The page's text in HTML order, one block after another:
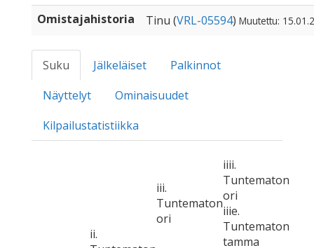
Omistajahistoria
Tinu (VRL-05594) Muutettu:
Suku Jälkeläiset
Palkinnot
Näyttelyt
Ominaisuudet
Kilpailustatistiikka
ii.
iii.
Tuntematon
ori
iiii.
Tuntematon
ori
iiie.
Tuntematon
tamma